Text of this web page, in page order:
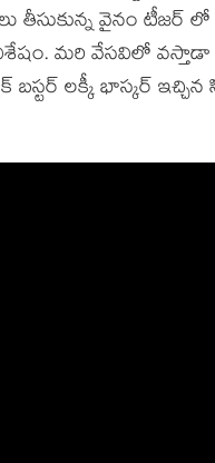
తీసుకున్న వైనం
మరి వేసవిలో
బస్టర్ లక్కీ భాస్కర్